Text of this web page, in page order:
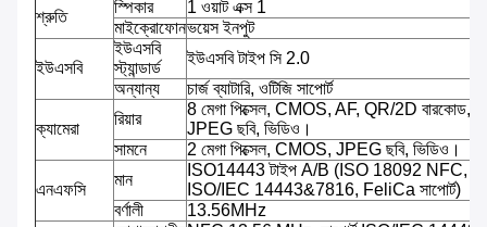
শ্রুতি
স্পিকার
1 ওয়াট এক্স 1
মাইক্রোফোনভয়েস ইনপুট
ইউএসবি
ইউএসবি
স্ট্যান্ডার্ড
ইউএসবি টাইপ সি 2.0
অন্যান্য
চার্জ ব্যাটারি, ওটিজি সাপোর্ট
ক্যামেরা
রিয়ার
8 মেগা পিক্সেল, CMOS, AF, QR/2D বারকোড,
JPEG ছবি, ভিডিও।
সামনে
2 মেগা পিক্সেল, CMOS, JPEG ছবি, ভিডিও।
এনএফসি
মান
ISO14443 টাইপ A/B (ISO 18092 NFC,
ISO/IEC 14443&7816, FeliCa সাপোর্ট)
বর্ণালী
13.56MHz